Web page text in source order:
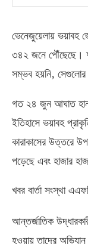
ভেনেজুয়েলায় ভয়াবহ
৩৪২ জনে পৌঁছেছে।
সম্ভব হয়নি, সেগুলোর
গত ২৪ জুন আঘাত
ইতিহাসে ভয়াবহ
কারাকাসের উত্তরে
পড়েছে এবং হাজার
খবর বার্তা সংস্থা
আন্তর্জাতিক
হওয়ায় তাদের